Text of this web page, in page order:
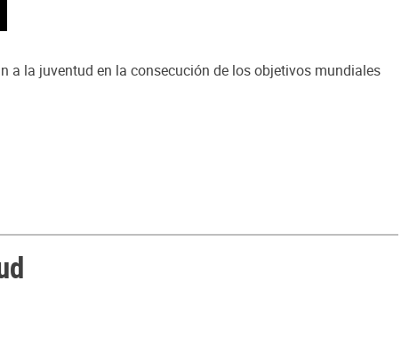
a la juventud en la consecución de los objetivos mundiales